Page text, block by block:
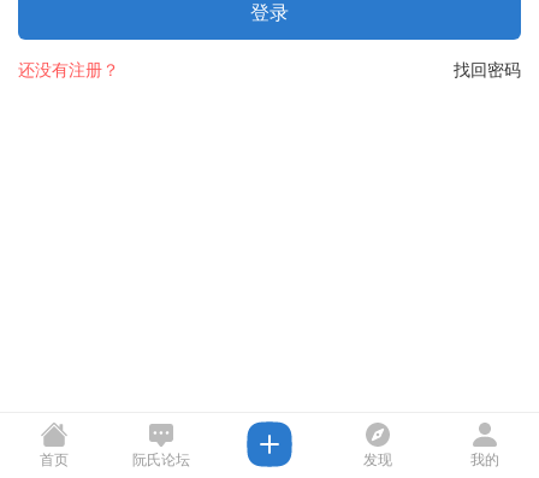
登录
找回密码
还没有注册？
首页 阮氏论坛 发现 我的